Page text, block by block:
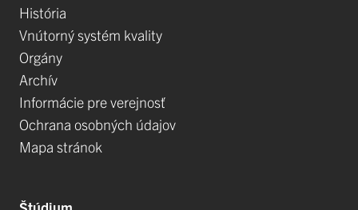
História
Vnútorný systém kvality
Orgány
Archív
Informácie pre verejnosť
Ochrana osobných údajov
Mapa stránok